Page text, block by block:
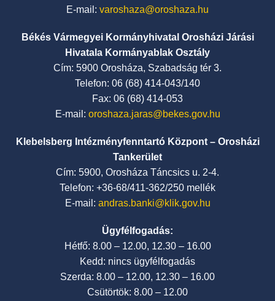
E-mail: varoshaza@oroshaza.hu
Békés Vármegyei Kormányhivatal Orosházi Járási
Hivatala Kormányablak Osztály
Cím: 5900 Orosháza, Szabadság tér 3.
Telefon: 06 (68) 414-043/140
Fax: 06 (68) 414-053
E-mail: oroshaza.jaras@bekes.gov.hu
Klebelsberg Intézményfenntartó Központ – Orosházi
Tankerület
Cím: 5900, Orosháza Táncsics u. 2-4.
Telefon: +36-68/411-362/250 mellék
E-mail: andras.banki@klik.gov.hu
Ügyfélfogadás:
Hétfő: 8.00 – 12.00, 12.30 – 16.00
Kedd: nincs ügyfélfogadás
Szerda: 8.00 – 12.00, 12.30 – 16.00
Csütörtök: 8.00 – 12.00